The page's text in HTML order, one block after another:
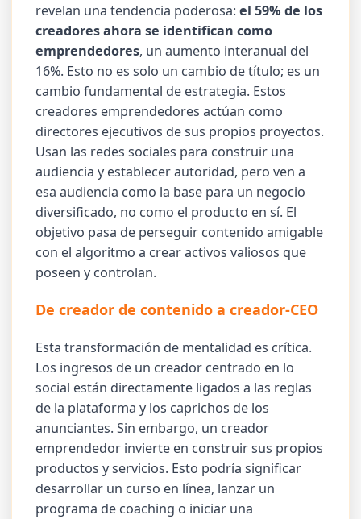
revelan una tendencia poderosa:el 59% de los
creadores ahora se identifican como
emprendedores, un aumento interanual del
16%. Esto no es solo un cambio de título; es un
cambio fundamental de estrategia. Estos
creadores emprendedores actúan como
directores ejecutivos de sus propios proyectos.
Usan las redes sociales para construir una
audiencia y establecer autoridad, pero ven a
esa audiencia como la base para un negocio
diversificado, no como el producto en sí. El
objetivo pasa de perseguir contenido amigable
con el algoritmo a crear activos valiosos que
poseen y controlan.
De creador de contenido a creador-CEO
Esta transformación de mentalidad es crítica.
Los ingresos de un creador centrado en lo
social están directamente ligados a las reglas
de la plataforma y los caprichos de los
anunciantes. Sin embargo, un creador
emprendedor invierte en construir sus propios
productos y servicios. Esto podría significar
desarrollar un curso en línea, lanzar un
programa de coaching o iniciar una